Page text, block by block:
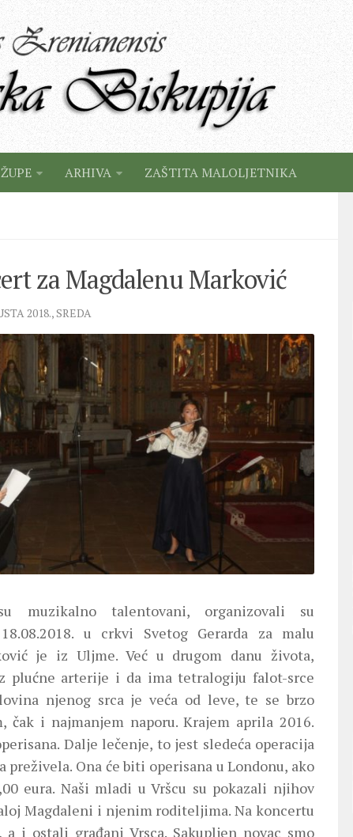
ŽUPE ARHIVA ZAŠTITA MALOLJETNIKA
za Magdalenu Marković
2018., SREDA
muzikalno talentovani, organizovali su
u crkvi Svetog Gerarda za malu
je iz Uljme. Već u drugom danu života,
plućne arterije i da ima tetralogiju falot-srce
njenog srca je veća od leve, te se brzo
čak i najmanjem naporu. Krajem aprila 2016.
Dalje lečenje, to jest sledeća operacija
preživela. Ona će biti operisana u Londonu, ako
eura. Naši mladi u Vršcu su pokazali njihov
Magdaleni i njenim roditeljima. Na koncertu
i ostali građani Vrsca. Sakupljen novac smo